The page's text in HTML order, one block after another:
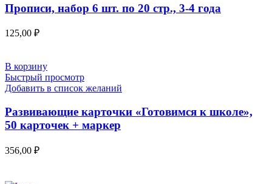
Прописи, набор 6 шт. по 20 стр., 3-4 года
125,00 ₽
В корзину
Быстрый просмотр
Добавить в список желаний
Развивающие карточки «Готовимся к школе»,
50 карточек + маркер
356,00 ₽